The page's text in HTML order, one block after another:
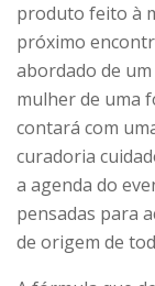
produto feito à
próximo
abordado de
mulher de uma
contará com
curadoria
a agenda do
pensadas para
de origem de